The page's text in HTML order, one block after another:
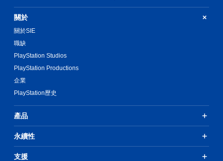
關於
關於SIE
職缺
PlayStation Studios
PlayStation Productions
企業
PlayStation歷史
產品
永續性
支援